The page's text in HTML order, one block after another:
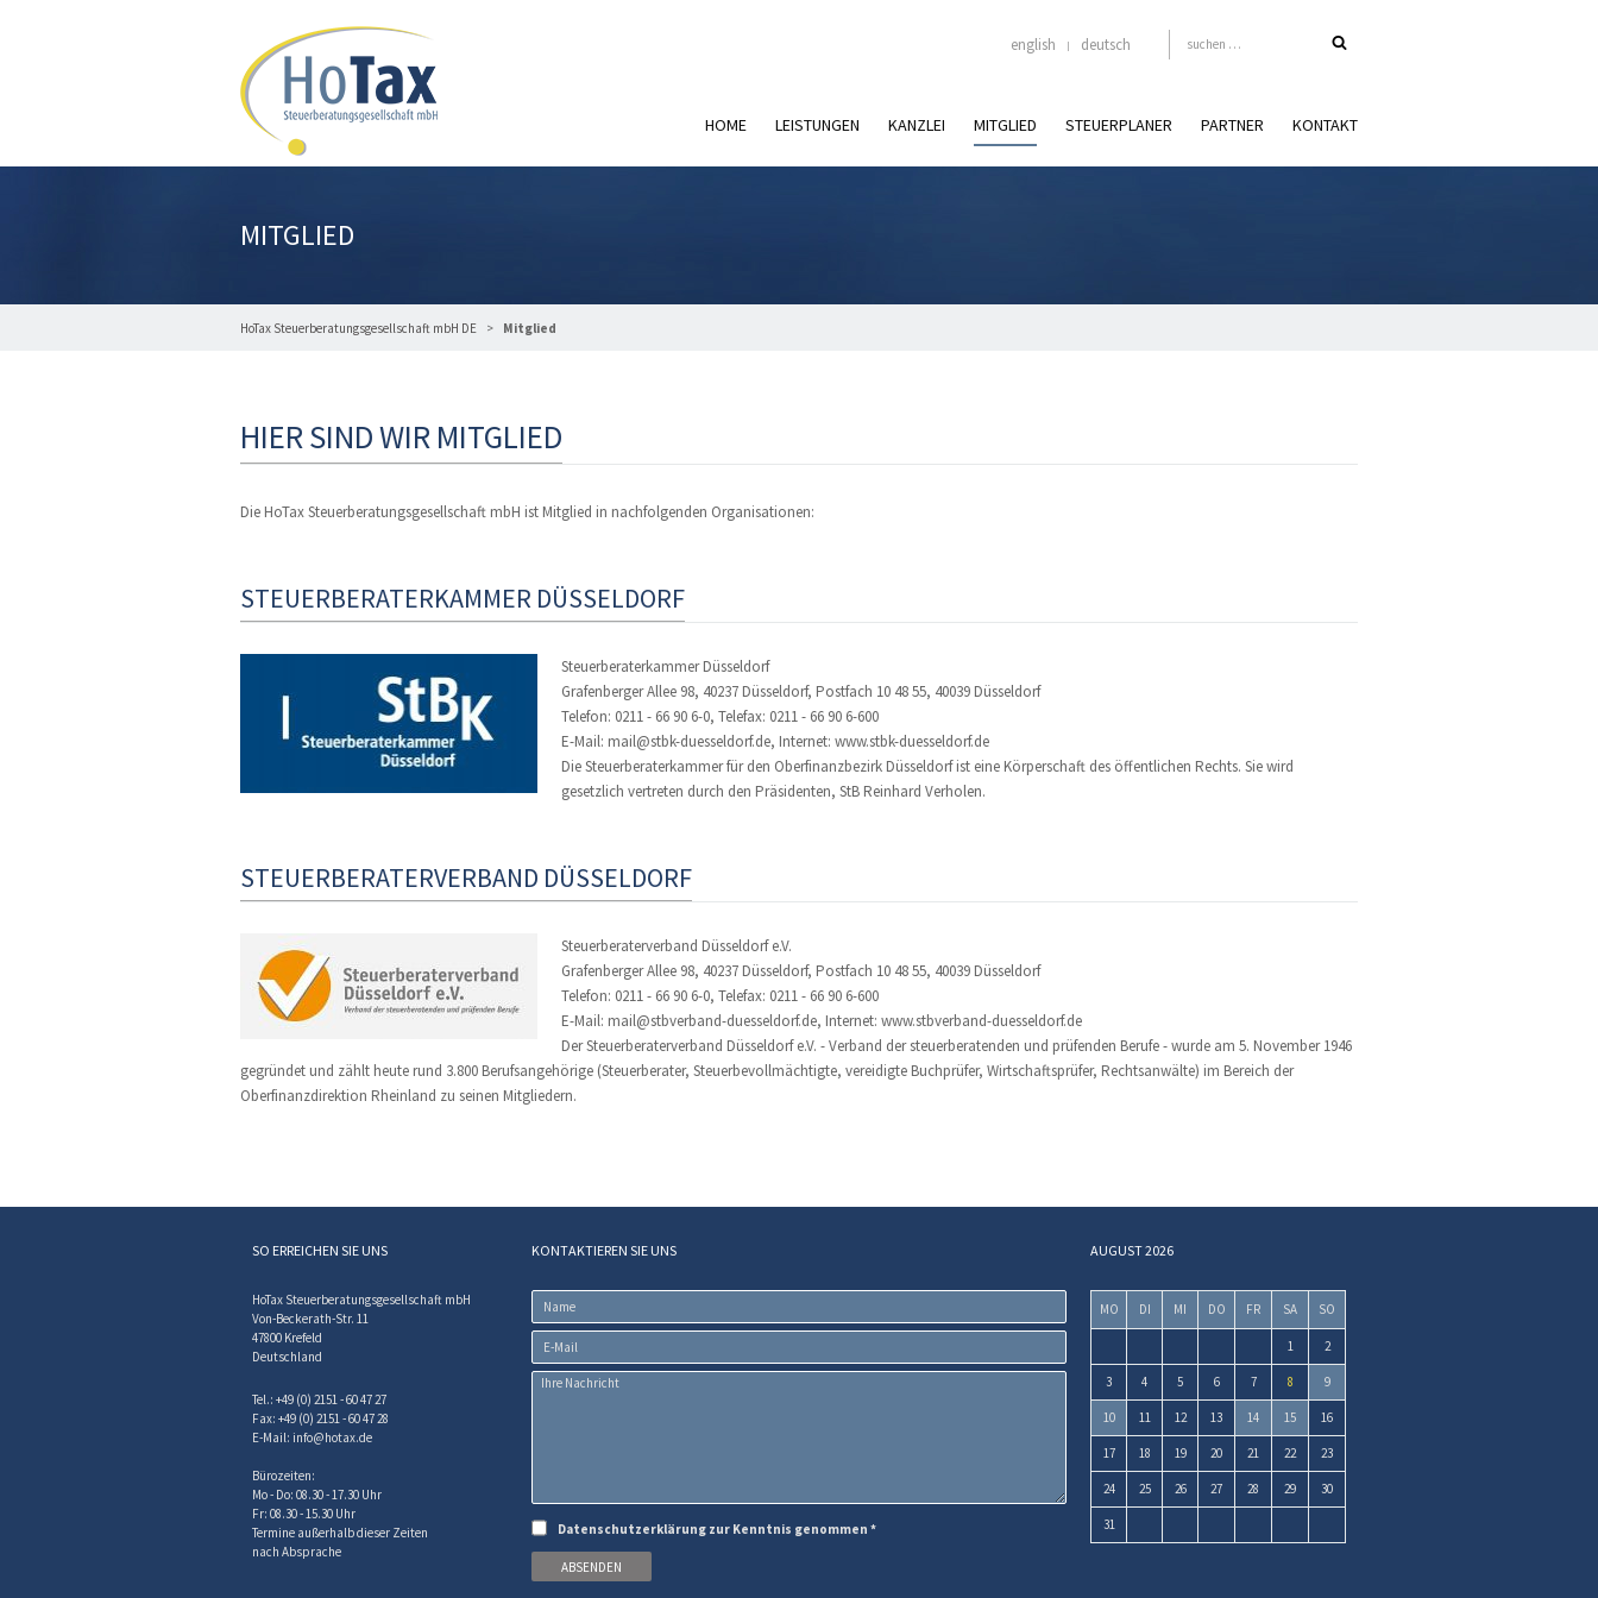
english deutsch
HOME LEISTUNGEN KANZLEI MITGLIED STEUERPLANER PARTNER KONTAKT
MITGLIED
HoTax Steuerberatungsgesellschaft mbH DE Mitglied
HIER SIND WIR MITGLIED
Die HoTax Steuerberatungsgesellschaft mbH ist Mitglied in nachfolgenden Organisationen:
STEUERBERATERKAMMER DÜSSELDORF
Steuerberaterkammer Düsseldorf
Grafenberger Allee 98, 40237 Düsseldorf, Postfach 10 48 55, 40039 Düsseldorf
Telefon: 0211 - 66 90 6-0, Telefax: 0211 - 66 90 6-600
E-Mail: mail@stbk-duesseldorf.de, Internet: www.stbk-duesseldorf.de
Die Steuerberaterkammer für den Oberfinanzbezirk Düsseldorf ist eine Körperschaft des öffentlichen Rechts. Sie wird
gesetzlich vertreten durch den Präsidenten, StB Reinhard Verholen.
STEUERBERATERVERBAND DÜSSELDORF
Steuerberaterverband Düsseldorf e.V.
Grafenberger Allee 98, 40237 Düsseldorf, Postfach 10 48 55, 40039 Düsseldorf
Telefon: 0211 - 66 90 6-0, Telefax: 0211 - 66 90 6-600
E-Mail: mail@stbverband-duesseldorf.de, Internet: www.stbverband-duesseldorf.de
Der Steuerberaterverband Düsseldorf e.V. - Verband der steuerberatenden und prüfenden Berufe - wurde am 5. November 1946
gegründet und zählt heute rund 3.800 Berufsangehörige (Steuerberater, Steuerbevollmächtigte, vereidigte Buchprüfer, Wirtschaftsprüfer, Rechtsanwälte) im Bereich der
Oberfinanzdirektion Rheinland zu seinen Mitgliedern.
SO ERREICHEN SIE UNS
HoTax Steuerberatungsgesellschaft mbH
Von-Beckerath-Str. 11
47800 Krefeld
Deutschland
Tel.: +49 (0) 2151 - 60 47 27
Fax: +49 (0) 2151 - 60 47 28
E-Mail: info@hotax.de
Bürozeiten:
Mo - Do: 08.30 - 17.30 Uhr
Fr: 08.30 - 15.30 Uhr
Termine außerhalb dieser Zeiten
nach Absprache
KONTAKTIEREN SIE UNS
Datenschutzerklärung zur Kenntnis genommen *
AUGUST 2026
MO DI MI DO FR SA SO
1 2
3 4 5 6 7 8 9
10 11 12 13 14 15 16
17 18 19 20 21 22 23
24 25 26 27 28 29 30
31